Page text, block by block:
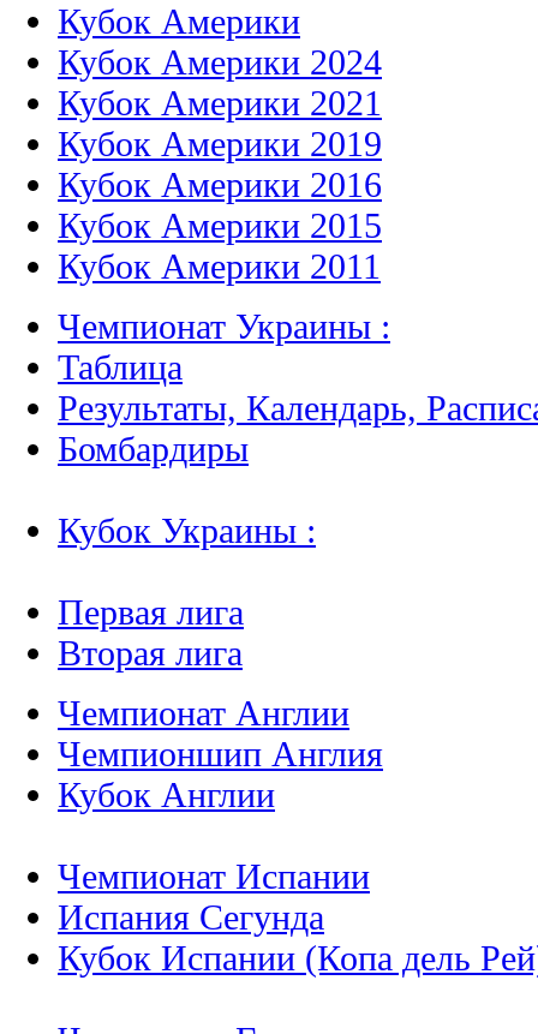
Кубок Америки
Кубок Америки 2024
Кубок Америки 2021
Кубок Америки 2019
Кубок Америки 2016
Кубок Америки 2015
Кубок Америки 2011
Чемпионат Украины :
Таблица
Результаты, Календарь,
Бомбардиры
Кубок Украины :
Первая лига
Вторая лига
Чемпионат Англии
Чемпионшип Англия
Кубок Англии
Чемпионат Испании
Испания Сегунда
Кубок Испании (Копа дель